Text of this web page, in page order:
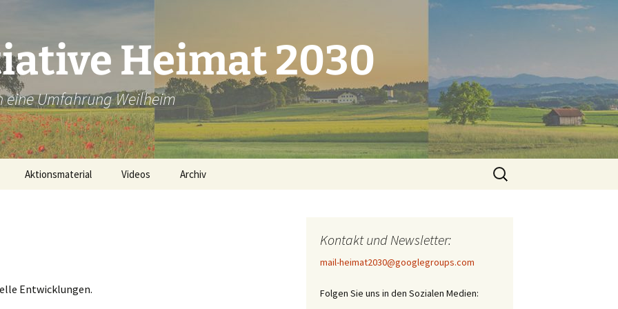
Heimat 2030
Umfahrung Weilheim
Aktionsmaterial
Lichter-Aktion Material
Videos Archiv
Suchen
nach:
Entwicklungen.
Kontakt und Newsletter:
mail-heimat2030@googlegroups.com
Folgen Sie uns in den Sozialen Medien: